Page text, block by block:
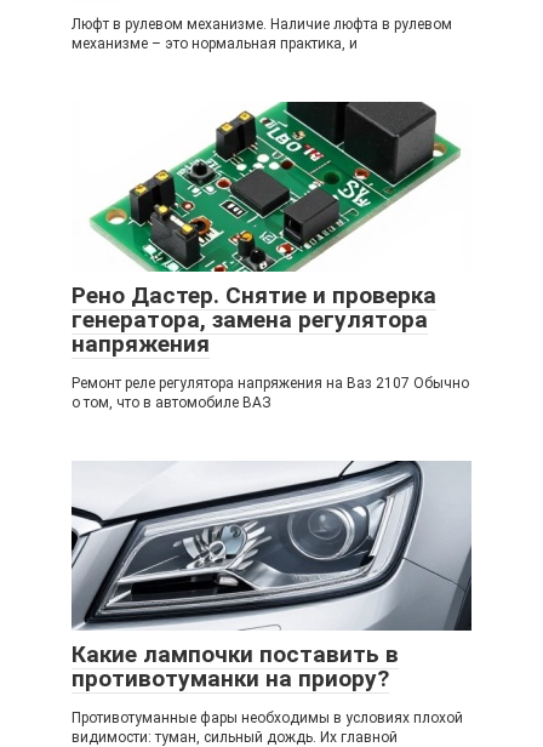
Люфт в рулевом механизме. Наличие люфта в рулевом
механизме – это нормальная практика, и
Рено Дастер. Снятие и проверка
генератора, замена регулятора
напряжения
Ремонт реле регулятора напряжения на Ваз 2107 Обычно
о том, что в автомобиле ВАЗ
Какие лампочки поставить в
противотуманки на приору?
Противотуманные фары необходимы в условиях плохой
видимости: туман, сильный дождь. Их главной